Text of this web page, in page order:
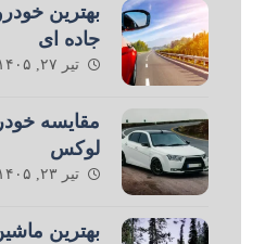
بهترین
جاده ای
تیر ۲۷, ۱۴۰۵
مقایسه
لوکس
تیر ۲۳, ۱۴۰۵
بهترین